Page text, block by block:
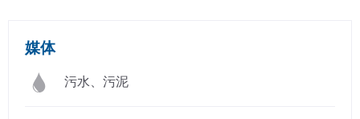
媒体
污水、污泥